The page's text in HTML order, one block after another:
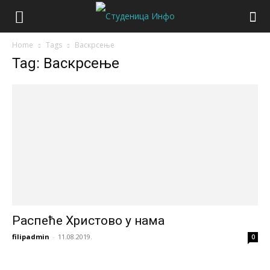
Home Tags Васкрсење
Tag: Васкрсење
Распеће Христово у нама
filipadmin - 11.08.2019. 0